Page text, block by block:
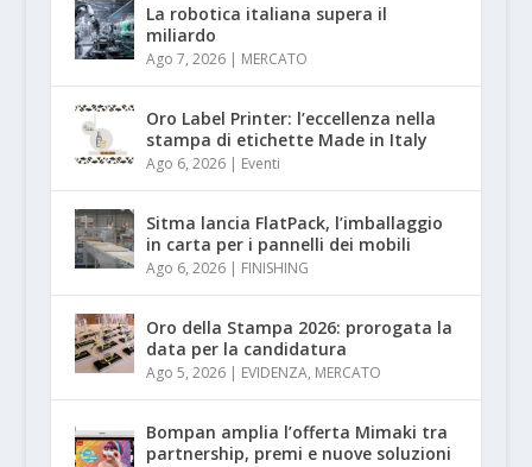
La robotica italiana supera il
miliardo
Ago 7, 2026| MERCATO
Oro Label Printer: l’eccellenza nella
stampa di etichette Made in Italy
Ago 6, 2026| Eventi
Sitma lancia FlatPack, l’imballaggio
in carta per i pannelli dei mobili
Ago 6, 2026| FINISHING
Oro della Stampa 2026: prorogata la
data per la candidatura
Ago 5, 2026| EVIDENZA, MERCATO
Bompan amplia l’offerta Mimaki tra
partnership, premi e nuove soluzioni